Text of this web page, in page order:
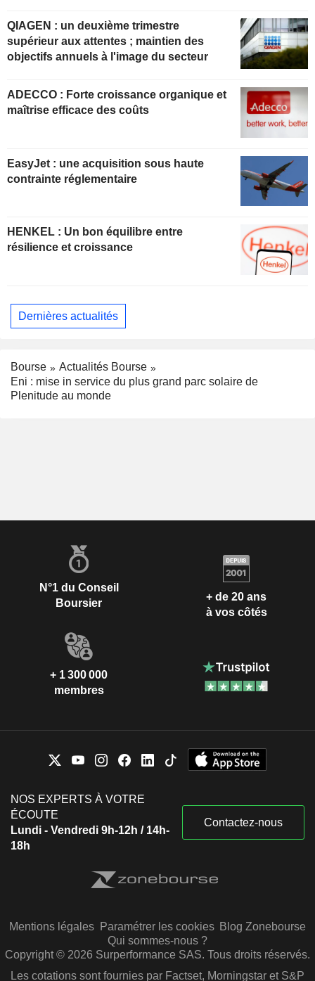
QIAGEN : un deuxième trimestre
supérieur aux attentes ; maintien des
objectifs annuels à l'image du secteur
ADECCO : Forte croissance organique et
maîtrise efficace des coûts
EasyJet : une acquisition sous haute
contrainte réglementaire
HENKEL : Un bon équilibre entre
résilience et croissance
Dernières actualités
Bourse
Actualités Bourse
Eni : mise in service du plus grand parc solaire de
Plenitude au monde
N°1 du Conseil
Boursier
+ de 20 ans
à vos côtés
+ 1 300 000
membres
NOS EXPERTS À VOTRE
ÉCOUTE
Lundi - Vendredi 9h-12h / 14h-
18h
Contactez-nous
Mentions légales Paramétrer les cookies Blog Zonebourse
Qui sommes-nous ?
Copyright © 2026 Surperformance SAS. Tous droits réservés.
Les cotations sont fournies par Factset, Morningstar et S&P